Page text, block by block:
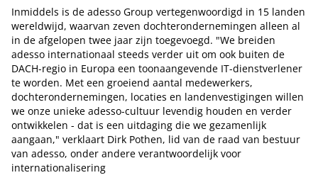
Inmiddels is de adesso Group vertegenwoordigd in 15 landen
wereldwijd, waarvan zeven dochterondernemingen alleen al
in de afgelopen twee jaar zijn toegevoegd. "We breiden
adesso internationaal steeds verder uit om ook buiten de
DACH-regio in Europa een toonaangevende IT-dienstverlener
te worden. Met een groeiend aantal medewerkers,
dochterondernemingen, locaties en landenvestigingen willen
we onze unieke adesso-cultuur levendig houden en verder
ontwikkelen - dat is een uitdaging die we gezamenlijk
aangaan," verklaart Dirk Pothen, lid van de raad van bestuur
van adesso, onder andere verantwoordelijk voor
internationalisering